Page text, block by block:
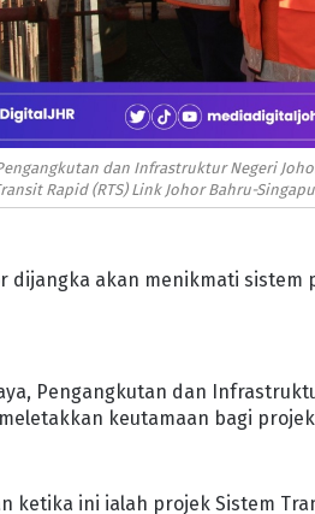
dan Infrastruktur Negeri
Rapid (RTS) Link Johor Bahru-
dijangka akan menikmati
Pengangkutan dan
keutamaan bagi
ketika ini ialah projek Sistem